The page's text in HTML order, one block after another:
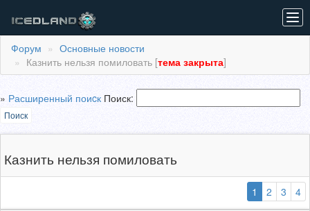
Форум
Основные новости
Казнить нельзя помиловать [тема закрыта]
» Расширенный поиcк Поиск:
Поиск
Казнить нельзя помиловать
1 2 3
4